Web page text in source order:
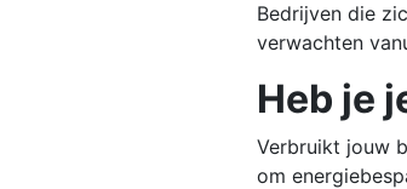
Bedrijven die
verwachten
Heb je
Verbruikt jouw
om